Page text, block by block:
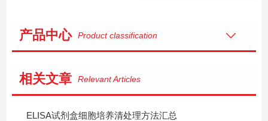
产品中心 Product classification
相关文章 Relevant Articles
ELISA试剂盒细胞培养清处理方法汇总